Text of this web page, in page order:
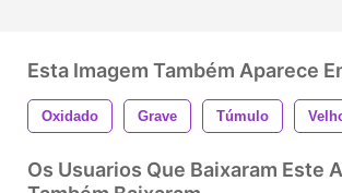
Esta Imagem Também Aparece
Oxidado Grave Túmulo
Os Usuarios Que Baixaram Este